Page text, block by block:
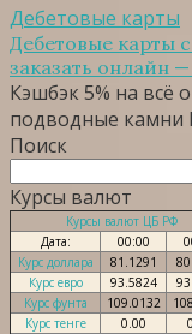
Дебетовые карты
Дебетовые карты
заказать онлайн
Кэшбэк 5% на всё
подводные камни
Поиск
Курсы валют
Курсы валют ЦБ РФ
Дата:
00:00
Курс доллара
81.1291
Курс евро
93.5824
Курс фунта
109.0132
Курс тенге
0.00